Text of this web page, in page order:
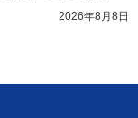
2026年8月8日